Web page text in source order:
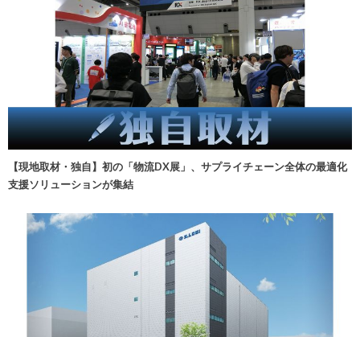
【現地取材・独自】初の「物流DX展」、サプライチェーン全体の最適化
支援ソリューションが集結